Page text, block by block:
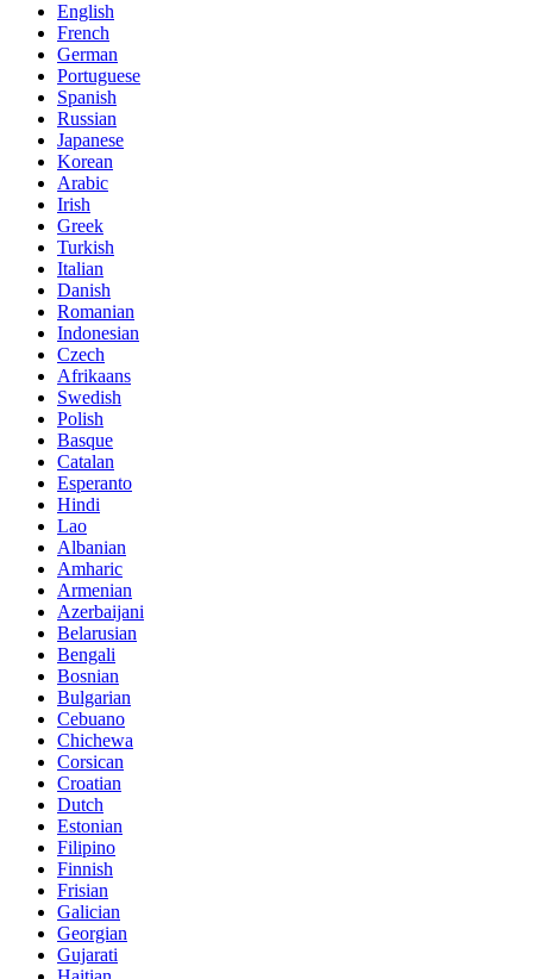
English
French
German
Portuguese
Spanish
Russian
Japanese
Korean
Arabic
Irish
Greek
Turkish
Italian
Danish
Romanian
Indonesian
Czech
Afrikaans
Swedish
Polish
Basque
Catalan
Esperanto
Hindi
Lao
Albanian
Amharic
Armenian
Azerbaijani
Belarusian
Bengali
Bosnian
Bulgarian
Cebuano
Chichewa
Corsican
Croatian
Dutch
Estonian
Filipino
Finnish
Frisian
Galician
Georgian
Gujarati